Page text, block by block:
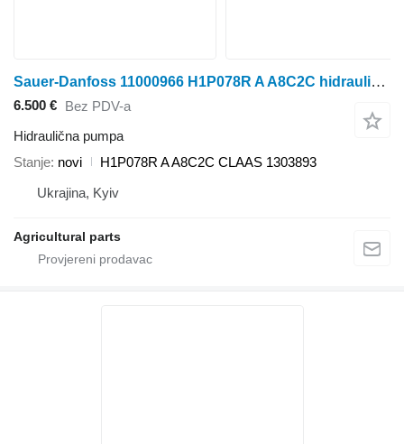
Sauer-Danfoss 11000966 H1P078R A A8C2C hidraulična pumpa za Claas kombajna za žito
6.500 € Bez PDV-a
Hidraulična pumpa
Stanje novi
H1P078R A A8C2C CLAAS 1303893
Ukrajina, Kyiv
Agricultural parts